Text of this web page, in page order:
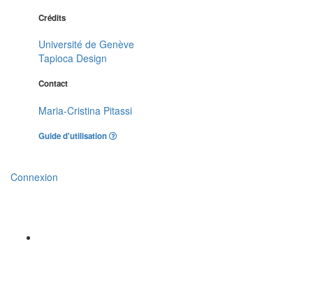
Crédits
Université de Genève
Tapioca Design
Contact
Maria-Cristina Pitassi
Guide d'utilisation
Connexion